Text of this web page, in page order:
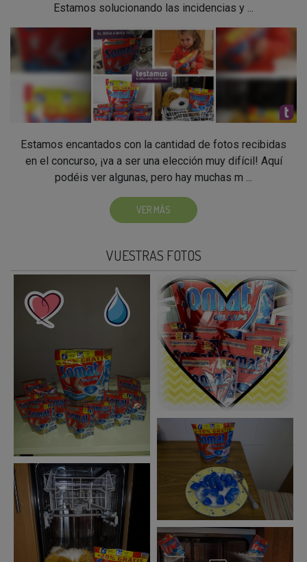
Estamos solucionando las incidencias y ...
Estamos encantados con la cantidad de fotos recibidas
en el concurso, ¡va a ser una elección muy difícil! Aquí
podéis ver algunas, pero hay muchas m ...
VER MÁS
VUESTRAS FOTOS